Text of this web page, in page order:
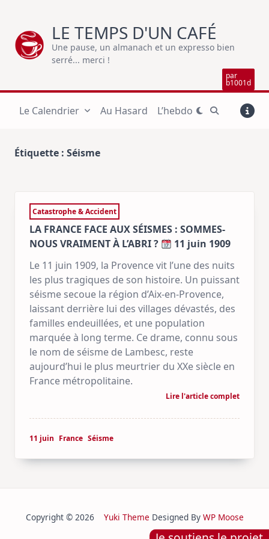
content
LE TEMPS D'UN CAFÉ
Une pause, un almanach et un expresso bien
serré... merci !
par
b1001d
Le Calendrier Au Hasard L’hebdo
Étiquette : Séisme
Catastrophe & Accident
LA FRANCE FACE AUX SÉISMES : SOMMES-
NOUS VRAIMENT À L’ABRI ?
11 juin 1909
Le 11 juin 1909, la Provence vit l’une des nuits
les plus tragiques de son histoire. Un puissant
séisme secoue la région d’Aix-en-Provence,
laissant derrière lui des villages dévastés, des
familles endeuillées, et une population
marquée à long terme. Ce drame, connu sous
le nom de séisme de Lambesc, reste
aujourd’hui le plus meurtrier du XXe siècle en
France métropolitaine.
Lire l'article complet
11 juin France Séisme
Copyright © 2026 Yuki Theme Designed By WP Moose